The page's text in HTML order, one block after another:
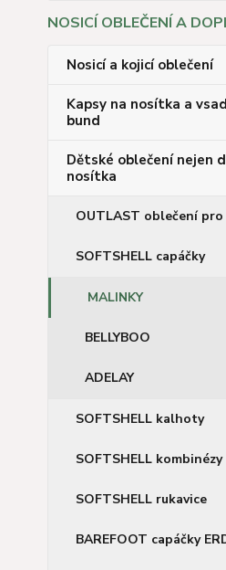
NOSICÍ OBLEČENÍ A
Nosicí a kojicí oblečení
Kapsy na nosítka a
bund
Dětské oblečení nejen
nosítka
OUTLAST oblečení
SOFTSHELL capáčky
MALINKY
BELLYBOO
ADELAY
SOFTSHELL kalhoty
SOFTSHELL kombinézy
SOFTSHELL rukavice
BAREFOOT capáčky